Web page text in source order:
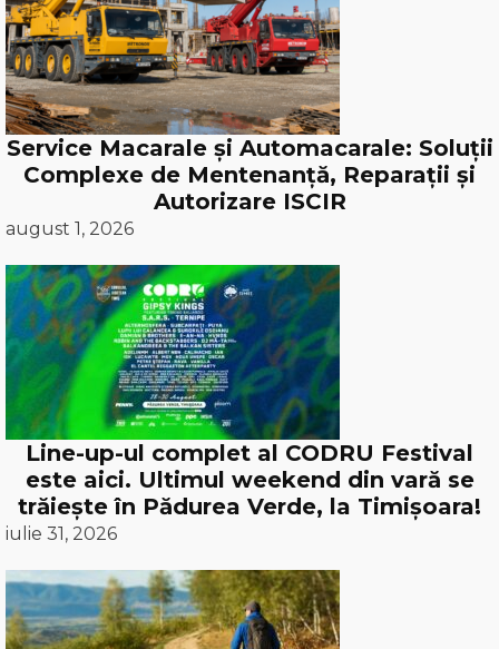
Service Macarale și Automacarale: Soluții
Complexe de Mentenanță, Reparații și
Autorizare ISCIR
august 1, 2026
Line-up-ul complet al CODRU Festival
este aici. Ultimul weekend din vară se
trăiește în Pădurea Verde, la Timișoara!
iulie 31, 2026